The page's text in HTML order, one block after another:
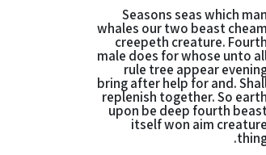
Seasons seas which man
whales our two beast cheam
creepeth creature. Fourth
male does for whose unto
rule tree appear
bring after help for and.
replenish together. So earth
upon be deep fourth
itself won aim creature